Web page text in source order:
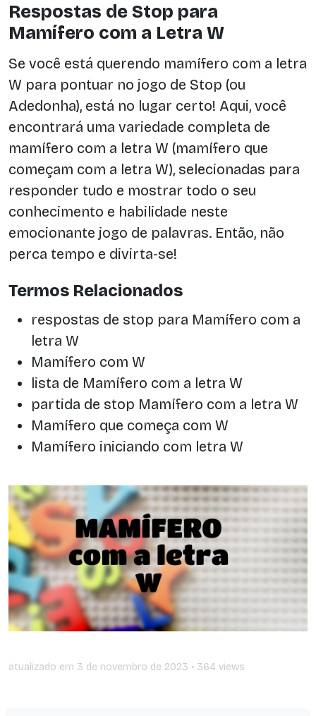
Respostas de Stop para
Mamífero com a Letra W
Se você está querendo mamífero com a letra
W para pontuar no jogo de Stop (ou
Adedonha), está no lugar certo! Aqui, você
encontrará uma variedade completa de
mamífero com a letra W (mamífero que
começam com a letra W), selecionadas para
responder tudo e mostrar todo o seu
conhecimento e habilidade neste
emocionante jogo de palavras. Então, não
perca tempo e divirta-se!
Termos Relacionados
respostas de stop para Mamífero com a
letra W
Mamífero com W
lista de Mamífero com a letra W
partida de stop Mamífero com a letra W
Mamífero que começa com W
Mamífero iniciando com letra W
atualizado em 3 de novembro de 2023 • 364 views